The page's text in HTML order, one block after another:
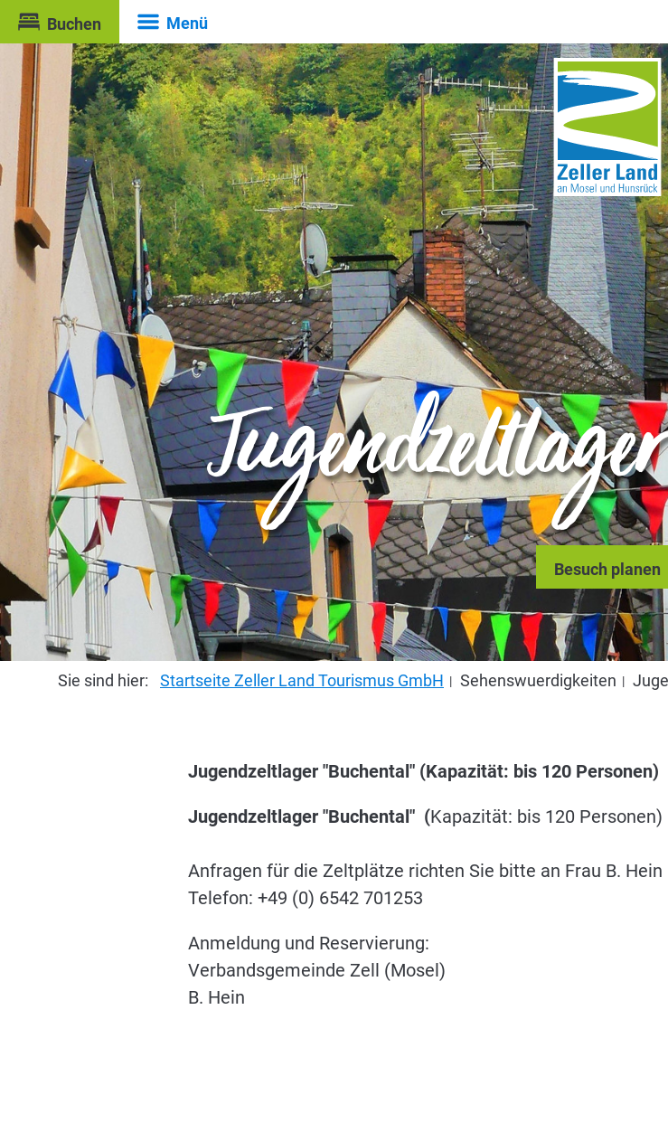
Buchen Menü
Besuch planen
Sie sind hier: Startseite Zeller Land Tourismus GmbH Sehenswuerdigkeiten
Jugendzeltlager "Buchental" (Kapazität: bis 120 Personen)
Jugendzeltlager "Buchental" (Kapazität: bis 120 Personen)
Anfragen für die Zeltplätze richten Sie bitte an Frau B. Hein
Telefon: +49 (0) 6542 701253
Anmeldung und Reservierung:
Verbandsgemeinde Zell (Mosel)
B. Hein